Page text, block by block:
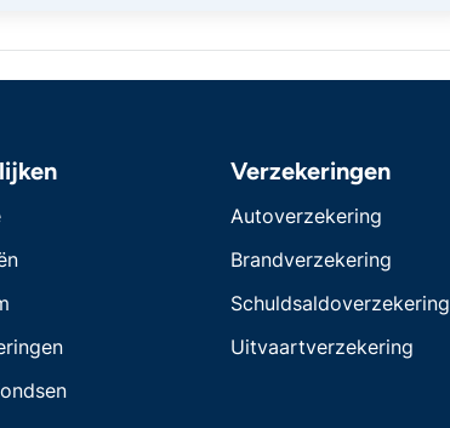
Verzekeringen
Autoverzekering
Brandverzekering
Schuldsaldoverzekering
Uitvaartverzekering